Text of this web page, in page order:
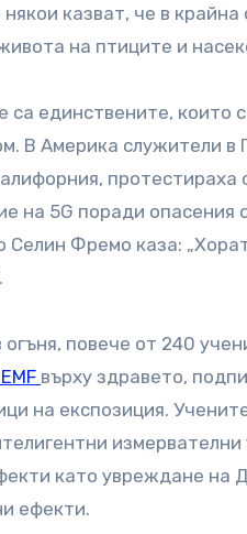
казват, че в
на птиците и
са единствените, които
В Америка служители
на 5G поради опасения
Селин Фремо каза:
повече от 240
върху здравето,
на експозиция.
като увреждане на
ефекти.